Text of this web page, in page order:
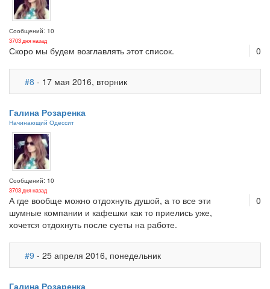
Сообщений: 10
3703 дня назад
0
Скоро мы будем возглавлять этот список.
#8 - 17 мая 2016, вторник
Галина Розаренка
Начинающий Одессит
Сообщений: 10
3703 дня назад
0
А где вообще можно отдохнуть душой, а то все эти
шумные компании и кафешки как то приелись уже,
хочется отдохнуть после суеты на работе.
#9 - 25 апреля 2016, понедельник
Галина Розаренка